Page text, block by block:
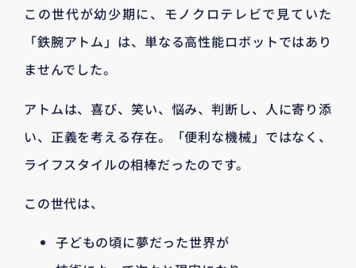
この世代が幼少期に、モノクロテレビで見ていた
「鉄腕アトム」は、単なる高性能ロボットではあり
ませんでした。
アトムは、喜び、笑い、悩み、判断し、人に寄り添
い、正義を考える存在。「便利な機械」ではなく、
ライフスタイルの相棒だったのです。
この世代は、
子どもの頃に夢だった世界が